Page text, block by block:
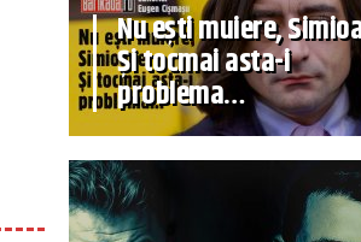
Nu ești muiere,
Și tocmai asta-i
problema…